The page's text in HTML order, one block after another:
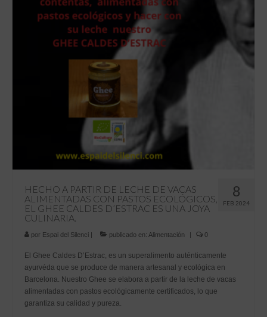
8
FEB 2024
HECHO A PARTIR DE LECHE DE VACAS
ALIMENTADAS CON PASTOS ECOLÓGICOS,
EL GHEE CALDES D’ESTRAC ES UNA JOYA
CULINARIA.
por Espai del Silenci | publicado en: Alimentación | 0
El Ghee Caldes D’Estrac, es un superalimento auténticamente
ayurvéda que se produce de manera artesanal y ecológica en
Barcelona. Nuestro Ghee se elabora a partir de la leche de vacas
alimentadas con pastos ecológicamente certificados, lo que
garantiza su calidad y pureza.